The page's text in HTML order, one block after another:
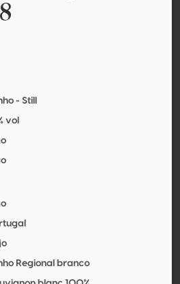
- Still
vol
Regional branco